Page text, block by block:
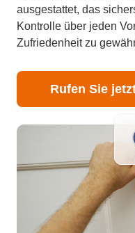
ausgestattet, das
Kontrolle über jeden
Zufriedenheit zu
Rufen Sie